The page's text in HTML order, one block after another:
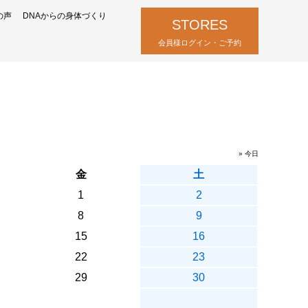
声 DNAからの身体づくり
STORES
会員様ログイン・ご予約
» 今日
金
土
1
2
8
9
15
16
22
23
29
30